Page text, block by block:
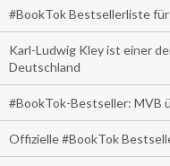
#BookTok Bestsellerliste
Karl-Ludwig Kley ist einer
Deutschland
#BookTok-Bestseller: MVB
Offizielle #BookTok